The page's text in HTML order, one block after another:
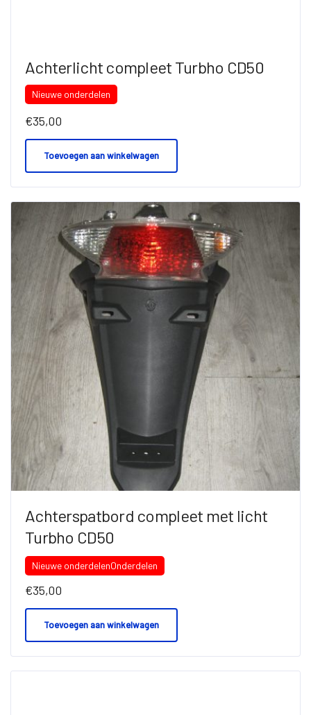
Achterlicht compleet Turbho CD50
Nieuwe onderdelen
€35,00
Toevoegen aan winkelwagen
Achterspatbord compleet met licht
Turbho CD50
Nieuwe onderdelenOnderdelen
€35,00
Toevoegen aan winkelwagen